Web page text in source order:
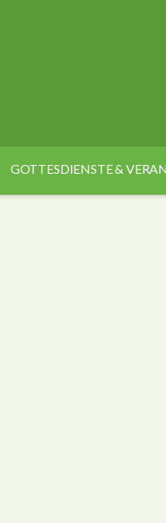
GOTTESDIENSTE &